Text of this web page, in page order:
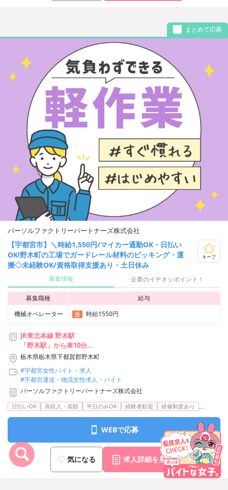
まとめて応募
パーソルファクトリーパートナーズ株式会社
【宇都宮市】＼時給1,550円/マイカー通勤OK・日払い
OK!野木町の工場でガードレール材料のピッキング・運
搬◇未経験OK/資格取得支援あり・土日休み
キープ
募集情報 企業のイチオシポイント！
募集職種
給与
機械オペレーター
派 時給1550円
JR東北本線 野木駅
「野木駅」から車10分
★自転車、バイク、マイカー通勤OK（無料駐車場あり）
栃木県栃木県下都賀郡野木町
#宇都宮女性バイト・求人
#宇都宮運送・物流女性求人・バイト
パーソルファクトリーパートナーズ株式会社
日払いOK 高収入・高額 平日のみOK 経験者歓迎 研修制度あり ...
WEBで応募
気になる 求人詳細を見る